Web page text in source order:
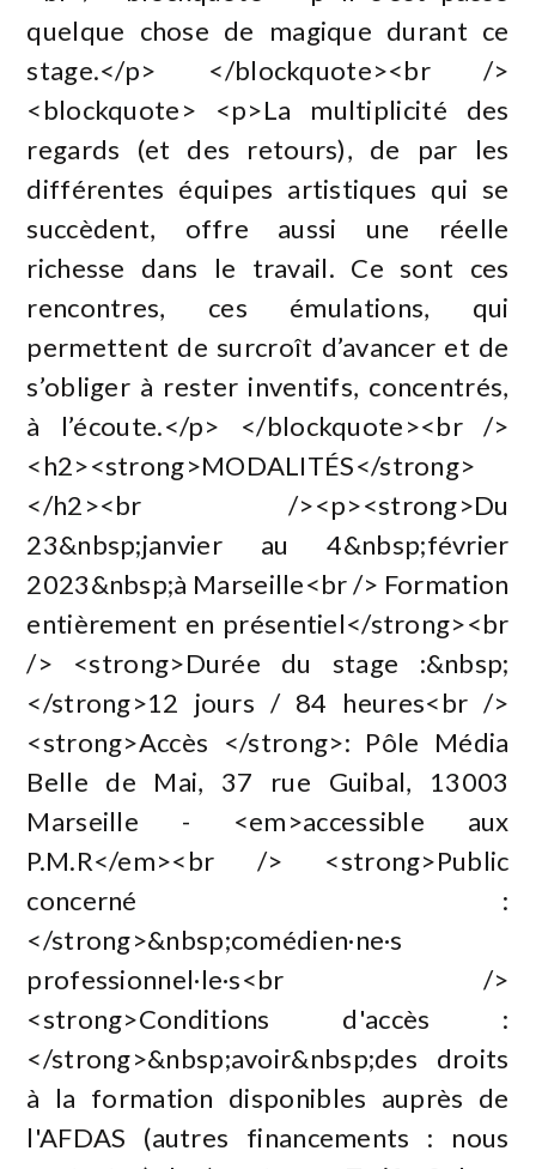
quelque chose de magique durant ce
stage.</p> </blockquote><br />
<blockquote> <p>La multiplicité des
regards (et des retours), de par les
différentes équipes artistiques qui se
succèdent, offre aussi une réelle
richesse dans le travail. Ce sont ces
rencontres, ces émulations, qui
permettent de surcroît d’avancer et de
s’obliger à rester inventifs, concentrés,
à l’écoute.</p> </blockquote><br />
<h2><strong>MODALITÉS</strong>
</h2><br /><p><strong>Du
23&nbsp;janvier au 4&nbsp;février
2023&nbsp;à Marseille<br /> Formation
entièrement en présentiel</strong><br
/> <strong>Durée du stage :&nbsp;
</strong>12 jours / 84 heures<br />
<strong>Accès </strong>: Pôle Média
Belle de Mai, 37 rue Guibal, 13003
Marseille - <em>accessible aux
P.M.R</em><br /> <strong>Public
concerné :
</strong>&nbsp;comédien·ne·s
professionnel·le·s<br />
<strong>Conditions d'accès :
</strong>&nbsp;avoir&nbsp;des droits
à la formation disponibles auprès de
l'AFDAS (autres financements : nous